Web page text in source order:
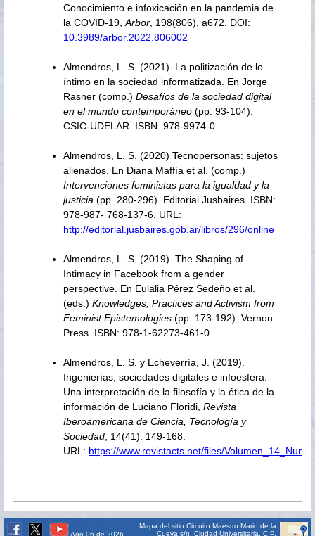
Conocimiento e infoxicación en la pandemia de
la COVID-19,Arbor , 198(806), a672. DOI:
10.3989/arbor.2022.806002
Almendros, L. S. (2021). La politización de lo
íntimo en la sociedad informatizada. En Jorge
Rasner (comp.)Desafíos de la sociedad digital
en el mundo contemporáneo (pp. 93-104).
CSIC-UDELAR. ISBN: 978-9974-0
Almendros, L. S. (2020) Tecnopersonas: sujetos
alienados. En Diana Maffía et al. (comp.)
Intervenciones feministas para la igualdad y la
justicia (pp. 280-296). Editorial Jusbaires. ISBN:
978-987- 768-137-6. URL:
http://editorial.jusbaires.gob.ar/libros/296/online
Almendros, L. S. (2019). The Shaping of
Intimacy in Facebook from a gender
perspective. En Eulalia Pérez Sedeño et al.
(eds.)Knowledges, Practices and Activism from
Feminist Epistemologies (pp. 173-192). Vernon
Press. ISBN: 978-1-62273-461-0
Almendros, L. S. y Echeverría, J. (2019).
Ingenierías, sociedades digitales e infoesfera.
Una interpretación de la filosofía y la ética de la
información de Luciano Floridi,Revista
Iberoamericana de Ciencia, Tecnología y
Sociedad , 14(41): 149-168.
URL: https://www.revistacts.net/files/
Ago 06 de 2026
Mapa del sitio Circuito Maestro Mario de la
Cueva s/n, Ciudad Universitaria, C.P.